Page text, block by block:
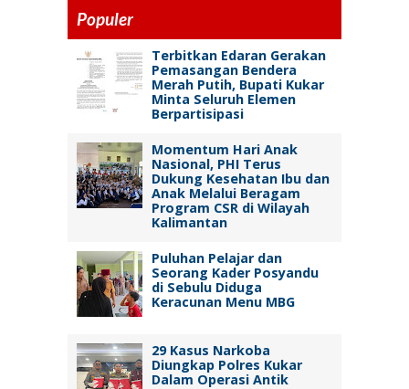
Populer
Terbitkan Edaran Gerakan
Pemasangan Bendera
Merah Putih, Bupati Kukar
Minta Seluruh Elemen
Berpartisipasi
Momentum Hari Anak
Nasional, PHI Terus
Dukung Kesehatan Ibu dan
Anak Melalui Beragam
Program CSR di Wilayah
Kalimantan
Puluhan Pelajar dan
Seorang Kader Posyandu
di Sebulu Diduga
Keracunan Menu MBG
29 Kasus Narkoba
Diungkap Polres Kukar
Dalam Operasi Antik